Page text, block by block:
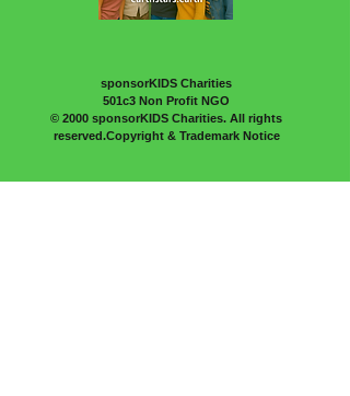
sponsorKIDS Charities
501c3 Non Profit NGO
© 2000 sponsorKIDS Charities. All rights
reserved.Copyright & Trademark Notice